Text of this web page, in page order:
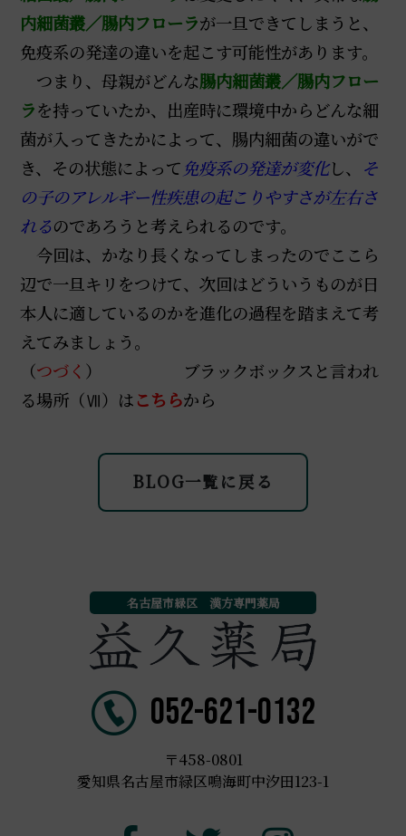
内細菌叢／腸内フローラが一旦できてしまうと、
免疫系の発達の違いを起こす可能性があります。
つまり、母親がどんな腸内細菌叢／腸内フロー
ラを持っていたか、出産時に環境中からどんな細
菌が入ってきたかによって、腸内細菌の違いがで
き、その状態によって 免疫系の発達が変化し、
そ
の子のアレルギー性疾患の起こりやすさが左右さ
れるのであろうと考えられるのです。
今回は、かなり長くなってしまったのでここら
辺で一旦キリをつけて、次回はどういうものが日
本人に適しているのかを進化の過程を踏まえて考
えてみましょう。
（つづく ） ブラックボックスと言われ
る場所（Ⅶ）はこちらから
BLOG一覧に戻る
名古屋市緑区 漢方専門薬局
052-621-0132
〒458-0801
愛知県名古屋市緑区鳴海町中汐田123-1